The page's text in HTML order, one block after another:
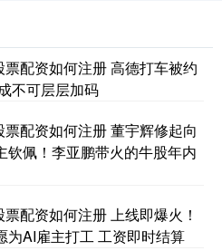
+47.56 +1.35%
配资如何注册 高德打车被约
不可层层加码
配资如何注册 董宇辉修起向
钦佩！李亚鹏带火的牛股年内
配资如何注册 上线即爆火！
为AI雇主打工 工资即时结算